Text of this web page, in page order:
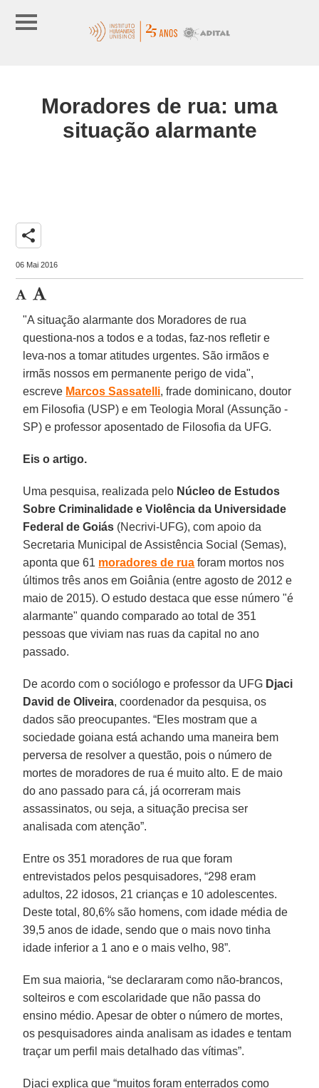
Moradores de rua: uma
situação alarmante
share
06 Mai 2016
"A situação alarmante dos Moradores de rua
questiona-nos a todos e a todas, faz-nos refletir e
leva-nos a tomar atitudes urgentes. São irmãos e
irmãs nossos em permanente perigo de vida",
escreve Marcos Sassatelli, frade dominicano, doutor
em Filosofia (USP) e em Teologia Moral (Assunção -
SP) e professor aposentado de Filosofia da UFG.
Eis o artigo.
Uma pesquisa, realizada pelo Núcleo de Estudos
Sobre Criminalidade e Violência da Universidade
Federal de Goiás (Necrivi-UFG), com apoio da
Secretaria Municipal de Assistência Social (Semas),
aponta que 61 moradores de rua foram mortos nos
últimos três anos em Goiânia (entre agosto de 2012 e
maio de 2015). O estudo destaca que esse número "é
alarmante" quando comparado ao total de 351
pessoas que viviam nas ruas da capital no ano
passado.
De acordo com o sociólogo e professor da UFG Djaci
David de Oliveira, coordenador da pesquisa, os
dados são preocupantes. “Eles mostram que a
sociedade goiana está achando uma maneira bem
perversa de resolver a questão, pois o número de
mortes de moradores de rua é muito alto. E de maio
do ano passado para cá, já ocorreram mais
assassinatos, ou seja, a situação precisa ser
analisada com atenção”.
Entre os 351 moradores de rua que foram
entrevistados pelos pesquisadores, “298 eram
adultos, 22 idosos, 21 crianças e 10 adolescentes.
Deste total, 80,6% são homens, com idade média de
39,5 anos de idade, sendo que o mais novo tinha
idade inferior a 1 ano e o mais velho, 98”.
Em sua maioria, “se declararam como não-brancos,
solteiros e com escolaridade que não passa do
ensino médio. Apesar de obter o número de mortes,
os pesquisadores ainda analisam as idades e tentam
traçar um perfil mais detalhado das vítimas”.
Djaci explica que “muitos foram enterrados como